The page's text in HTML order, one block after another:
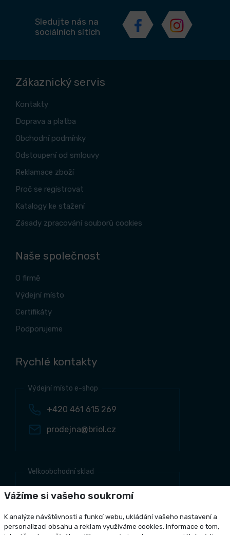
Sledujte nás na
sociálních sítích
Zákaznický servis
Kontakty
Doprava a platba
Obchodní podmínky
Odstoupení od smlouvy
Reklamace zboží
Proč se registrovat
Katalogy ke stažení
Zásady zpracování souborů cookies
Naše společnost
O firmě
Výdejní místo
Certifikáty
Podporujeme
Rychlé kontakty
Výdejní místo e-shop
+420 461 615 269
prodejna@briol.cz
Velkoobchodní sklad
+420 461 634 161
+420 461 634 381
odbyt@briol.cz
Vážíme si vašeho soukromí
K analýze návštěvnosti a funkcí webu, ukládání vašeho nastavení a
personalizaci obsahu a reklam využíváme cookies. Informace o tom,